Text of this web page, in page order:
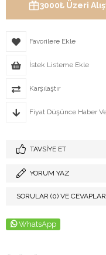
3000₺ Üzeri
Favorilere Ekle
İstek Listeme Ekle
Karşılaştır
Fiyat Düşünce Haber
TAVSIYE ET
YORUM YAZ
SORULAR (0) VE
WhatsApp